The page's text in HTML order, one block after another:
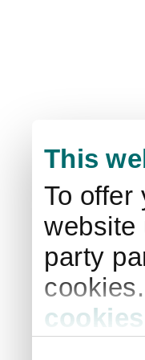
This
To offer
website
party
cookies